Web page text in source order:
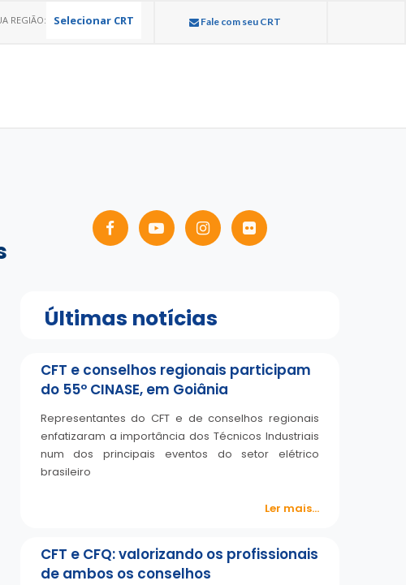
REGIÃO: Selecionar CRT Fale com seu CRT
Últimas notícias
CFT e conselhos regionais participam
do 55º CINASE, em Goiânia
Representantes do CFT e de conselhos regionais
enfatizaram a importância dos Técnicos Industriais
num dos principais eventos do setor elétrico
brasileiro
Ler mais...
CFT e CFQ: valorizando os profissionais
de ambos os conselhos